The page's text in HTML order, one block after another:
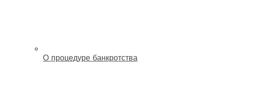
О процедуре банкротства